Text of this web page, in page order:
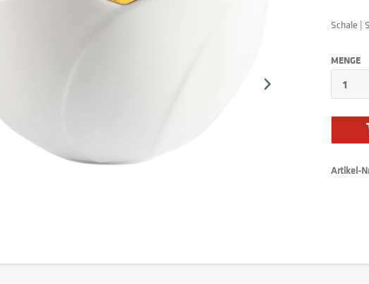
Schale |
MENGE
Artikel-